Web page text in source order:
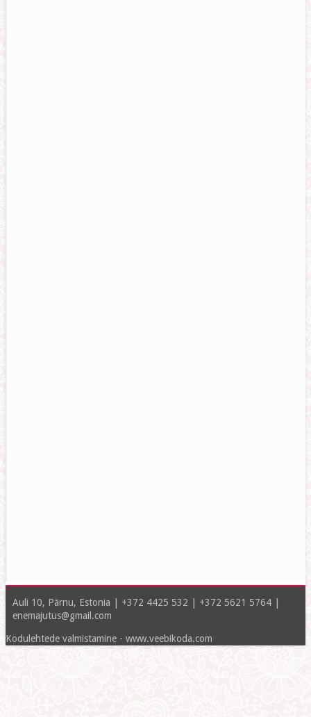
Auli 10, Pärnu, Estonia | +372 4425 532 | +372 5621 5764 |
enemajutus@gmail.com
Kodulehtede valmistamine - www.veebikoda.com